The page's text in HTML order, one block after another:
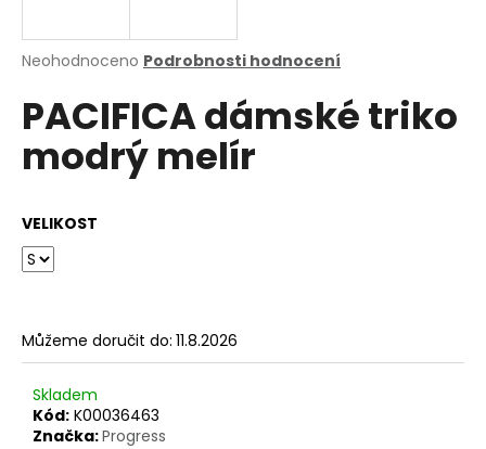
Průměrné
produktu
je
Neohodnoceno Podrobnosti hodnocení
PACIFICA dámské triko
modrý melír
VELIKOST
Můžeme doručit do: 11.8.2026
Skladem
Kód: K00036463
Značka:Progress
j
t
?
D
o
p
o